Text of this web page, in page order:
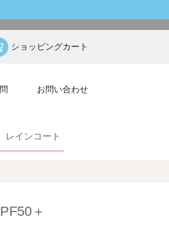
ショッピングカート
お問い合わせ
レインコート
＋